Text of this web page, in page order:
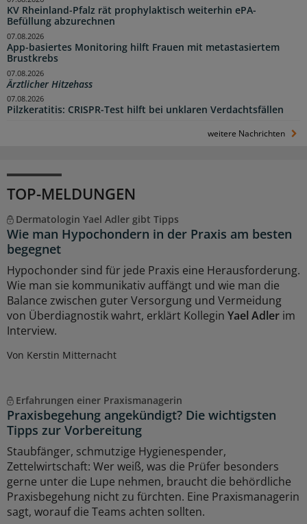
KV Rheinland-Pfalz rät prophylaktisch weiterhin ePA-
Befüllung abzurechnen
App-basiertes Monitoring hilft Frauen mit metastasiertem
Brustkrebs
07.08.2026
Ärztlicher Hitzehass
07.08.2026
Pilzkeratitis: CRISPR-Test hilft bei unklaren Verdachtsfällen
07.08.2026
weitere Nachrichten
TOP-MELDUNGEN
Dermatologin Yael Adler gibt Tipps
Wie man Hypochondern in der Praxis am besten
begegnet
Hypochonder sind für jede Praxis eine Herausforderung.
Wie man sie kommunikativ auffängt und wie man die
Balance zwischen guter Versorgung und Vermeidung
von Überdiagnostik wahrt, erklärt Kollegin Yael Adler im
Interview.
Von Kerstin Mitternacht
Erfahrungen einer Praxismanagerin
Praxisbegehung angekündigt? Die wichtigsten
Tipps zur Vorbereitung
Staubfänger, schmutzige Hygienespender,
Zettelwirtschaft: Wer weiß, was die Prüfer besonders
gerne unter die Lupe nehmen, braucht die behördliche
Praxisbegehung nicht zu fürchten. Eine Praxismanagerin
sagt, worauf die Teams achten sollten.